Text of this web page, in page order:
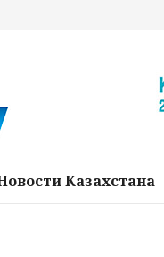
Казахстана